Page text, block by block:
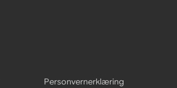
Personvernerklæring